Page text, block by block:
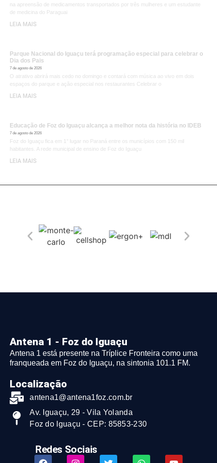
na apreensão de medicamentos transportados por três mulheres e um estudante
de medicina do Paraguai
LEIA MAIS
Parque Nacional do Iguaçu terá programação especial para celebrar o
Dia dos Pais
7 de agosto de 2026
O atrativo abrirá mais cedo no domingo e contará com música ao vivo em dois
espaços do parque e ação especial nos restaurantes Celebrar o
LEIA MAIS
Educação de Foz do Iguaçu alcança a melhor nota da história no IDEB
7 de agosto de 2026
Foz do Iguaçu fica em 1° lugar no Paraná entre os municípios com 150 mil
habitantes. A rede municipal de ensino de Foz do Iguaçu
LEIA MAIS
Antena 1 - Foz do Iguaçu
Antena 1 está presente na Tríplice Fronteira como uma
franqueada em Foz do Iguaçu, na sintonia 101.1 FM.
Localização
antena1@antena1foz.com.br
Av. Iguaçu, 29 - Vila Yolanda
Foz do Iguaçu - CEP: 85853-230
Redes Sociais